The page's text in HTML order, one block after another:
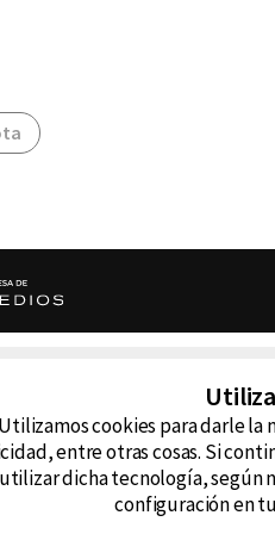
D99
La
Utilizamos cookies para darle la
entre otras cosas. Si
dicha tecnología, según
configuración en